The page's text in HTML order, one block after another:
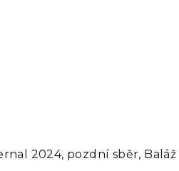
2024, pozdní sběr, Baláž